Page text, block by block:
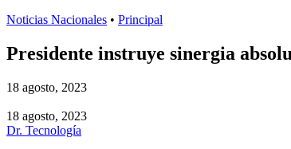
Noticias Nacionales • Principal
Presidente instruye sinergia
18 agosto, 2023
18 agosto, 2023
Dr. Tecnología